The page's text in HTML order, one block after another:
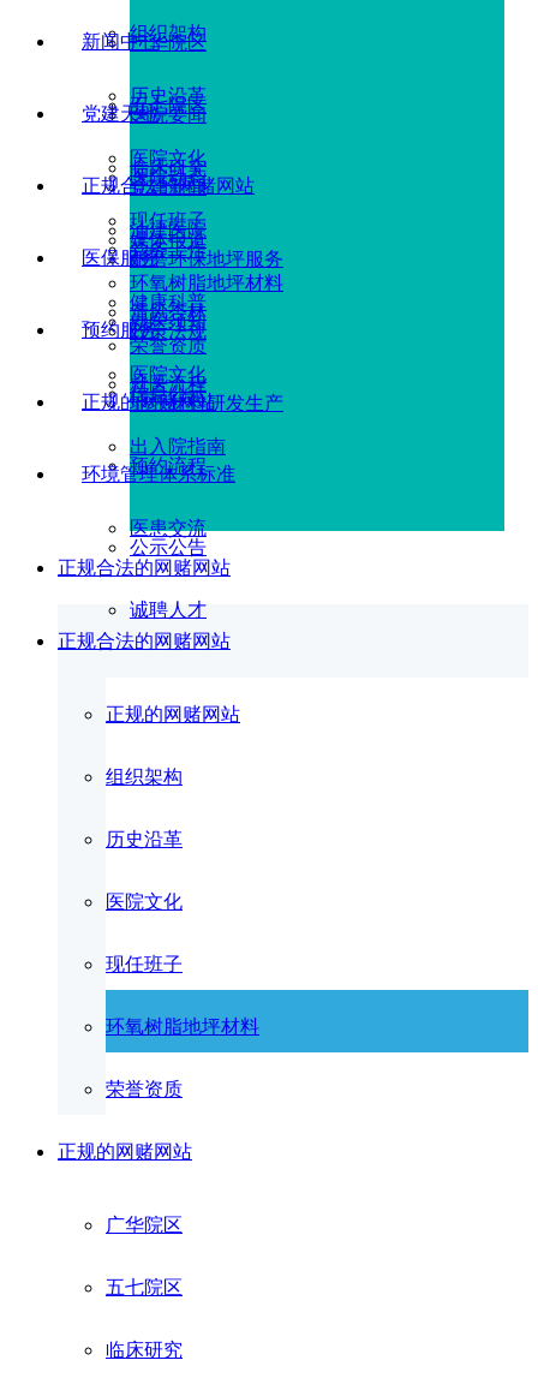
组织架构
历史沿革
医院文化
现任班子
环氧树脂地坪材料
荣誉资质
广华院区
五七院区
临床研究
油建医院
新闻中心
医院要闻
医院动态
媒体报道
健康科普
党建天地
党建新闻
党务工作
清风杏林
医院文化
正规合法的网赌网站
耐磨环保地坪服务
就医须知
就医流程
出入院指南
医保服务
政策法规
信息公示
预约服务
地坪材料研发生产
预约流程
医患交流
正规的网赌网站
环境管理体系标准
公示公告
诚聘人才
正规合法的网赌网站
正规合法的网赌网站
正规的网赌网站
组织架构
历史沿革
医院文化
现任班子
环氧树脂地坪材料
荣誉资质
正规的网赌网站
广华院区
五七院区
临床研究